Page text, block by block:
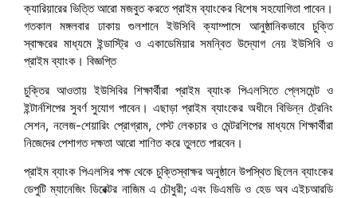
ক্যারিয়ারের ভিত্তি আরো মজবুত করতে প্রাইম ব্যাংকের বিশেষ সহযোগিতা পাবেন।
গতকাল মঙ্গলবার ঢাকায় গুলশানে ইউসিবি ক্যাম্পাসে আনুষ্ঠানিকভাবে চুক্তি
স্বাক্ষরের মাধ্যমে ইন্ডাস্ট্রি ও একাডেমিয়ার সমন্বিত উদ্যোগ নেয় ইউসিবি ও
প্রাইম ব্যাংক। বিজ্ঞপ্তি
চুক্তির আওতায় ইউসিবির শিক্ষার্থীরা প্রাইম ব্যাংক পিএলসিতে প্লেসমেন্ট ও
ইন্টার্নশিপের সুবর্ণ সুযোগ পাবেন। এছাড়া প্রাইম ব্যাংকের অধীনে বিভিন্ন ট্রেনিং
সেশন, নলেজ-শেয়ারিং প্রোগ্রাম, গেস্ট লেকচার ও মেন্টরশিপের মাধ্যমে শিক্ষার্থীরা
নিজেদের পেশাগত দক্ষতা আরো শাণিত করে তুলতে পারবেন।
প্রাইম ব্যাংক পিএলসির পক্ষ থেকে চুক্তিস্বাক্ষর অনুষ্ঠানে উপস্থিত ছিলেন ব্যাংকের
ডেপুটি ম্যানেজিং ডিরেক্টর নাজিম এ চৌধুরী; এবং ডিএমডি ও হেড অব এইচআরডি